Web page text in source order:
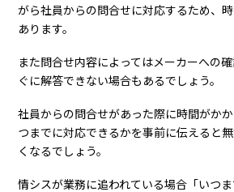
がら社員からの問合せに対応するため、
あります。
また問合せ内容によってはメーカーへの
ぐに解答できない場合もあるでしょう。
社員からの問合せがあった際に時間がか
つまでに対応できるかを事前に伝えると
くなるでしょう。
情シスが業務に追われている場合「いつ